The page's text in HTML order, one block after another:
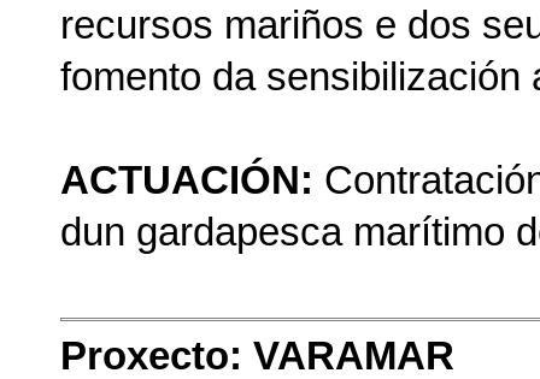
recursos mariños e dos
fomento da sensibilización
ACTUACIÓN:
dun gardapesca marítimo
Proxecto: VARAMAR